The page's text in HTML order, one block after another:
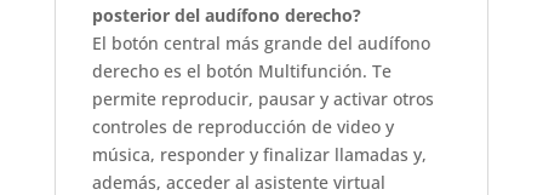
posterior del audífono derecho?
El botón central más grande del audífono
derecho es el botón Multifunción. Te
permite reproducir, pausar y activar otros
controles de reproducción de video y
música, responder y finalizar llamadas y,
además, acceder al asistente virtual